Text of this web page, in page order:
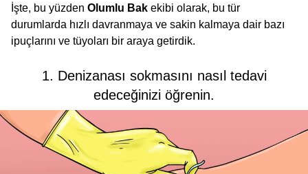
İşte, bu yüzden Olumlu Bak ekibi olarak, bu tür
durumlarda hızlı davranmaya ve sakin kalmaya dair bazı
ipuçlarını ve tüyoları bir araya getirdik.
1. Denizanası sokmasını nasıl tedavi
edeceğinizi öğrenin.